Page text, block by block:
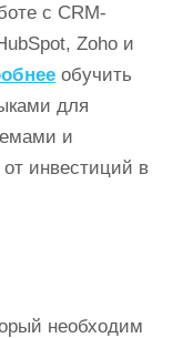
с CRM-
Zoho и
обучить
для
и
инвестиций в
необходим